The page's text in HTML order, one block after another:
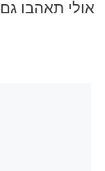
אולי תאהבו גם